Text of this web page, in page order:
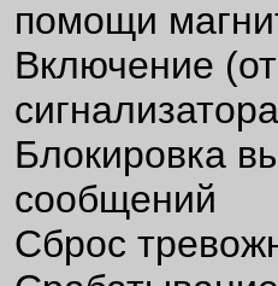
помощи
Включение
Блокировка
сообщений
Сброс